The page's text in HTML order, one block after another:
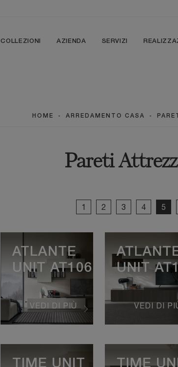
COLLEZIONI AZIENDA SERVIZI
HOME - ARREDAMENTO CASA -
Pareti
1 2 3 4 5
VEDI DI PIÙ
ATLANTE
UNIT AT106
VEDI DI
UNIT
TIME UNIT
TIME